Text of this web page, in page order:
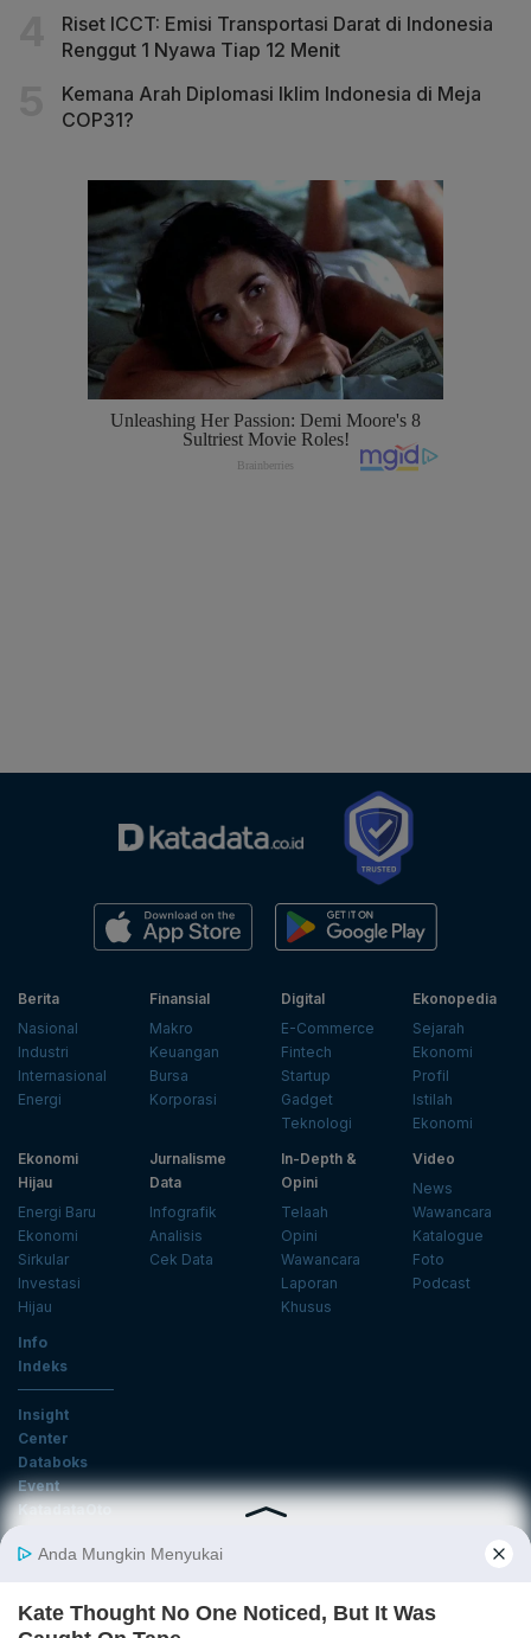
Riset ICCT: Emisi Transportasi Darat di Indonesia
Renggut 1 Nyawa Tiap 12 Menit
Kemana Arah Diplomasi Iklim Indonesia di Meja
COP31?
Berita
Nasional
Industri
Internasional
Energi
Finansial
Makro
Keuangan
Bursa
Korporasi
Digital
E-Commerce
Fintech
Startup
Gadget
Teknologi
Ekonopedia
Sejarah
Ekonomi
Profil
Istilah
Ekonomi
Ekonomi
Hijau
Energi Baru
Ekonomi
Sirkular
Investasi
Hijau
Jurnalisme
Data
Infografik
Analisis
Cek Data
In-Depth &
Opini
Telaah
Opini
Wawancara
Laporan
Khusus
Video
News
Wawancara
Katalogue
Foto
Podcast
Info
Indeks
Insight
Center
Databoks
Event
KatadataOto
Email